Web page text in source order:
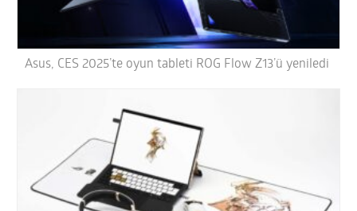
Asus, CES 2025’te oyun tableti ROG Flow Z13’ü yeniledi